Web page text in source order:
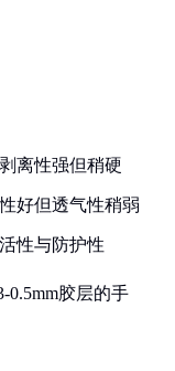
离性强但稍硬
好但透气性稍弱
性与防护性
0.5mm胶层的手